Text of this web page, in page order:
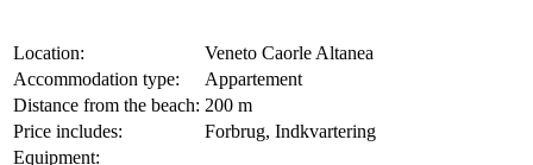
Location:
Veneto Caorle Altanea
Accommodation type:
Appartement
Distance from the beach: 200 m
Price includes:
Forbrug, Indkvartering
Equipment: